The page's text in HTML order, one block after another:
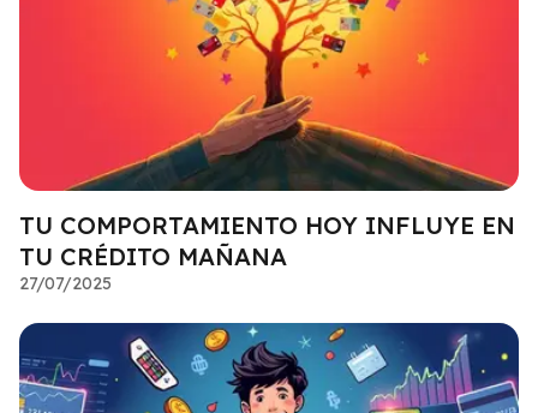
TU COMPORTAMIENTO HOY INFLUYE EN
TU CRÉDITO MAÑANA
27/07/2025